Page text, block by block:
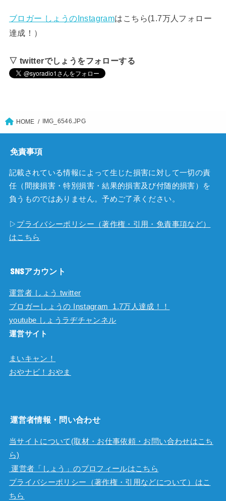
ブロガー しょうのInstagramはこちら(1.7万人フォロー
達成！）
▽ twitterでしょうをフォローする
HOME IMG_6546.JPG
免責事項
記載されている情報によって生じた損害に対して一切の責
任（間接損害・特別損害・結果的損害及び付随的損害）を
負うものではありません。予めご了承ください。
▷ プライバシーポリシー（著作権・引用・免責事項など）
はこちら
SNSアカウント
運営者 しょう twitter
ブロガーしょうの Instagram 1.7万人達成！！
youtube しょうラヂチャンネル
運営サイト
まいキャン！
おやナビ！おやま
運営者情報・問い合わせ
当サイトについて(取材・お仕事依頼・お問い合わせはこち
ら)
運営者「しょう」のプロフィールはこちら
プライバシーポリシー（著作権・引用などについて）はこ
ちら